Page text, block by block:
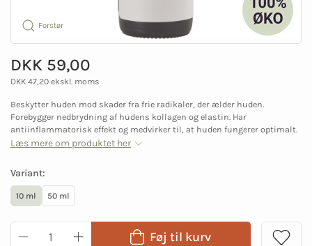
Forstør
DKK 59,00
DKK 47,20 ekskl. moms
Beskytter huden mod skader fra frie radikaler, der ælder huden.
Forebygger nedbrydning af hudens kollagen og elastin. Har
antiinflammatorisk effekt og medvirker til, at huden fungerer optimalt.
Læs mere om produktet her
Variant:
10 ml 50 ml
Føj til kurv